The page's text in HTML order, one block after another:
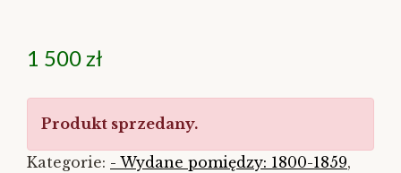
1 500zł
Produkt sprzedany.
Kategorie: - Wydane pomiędzy: 1800-1859,